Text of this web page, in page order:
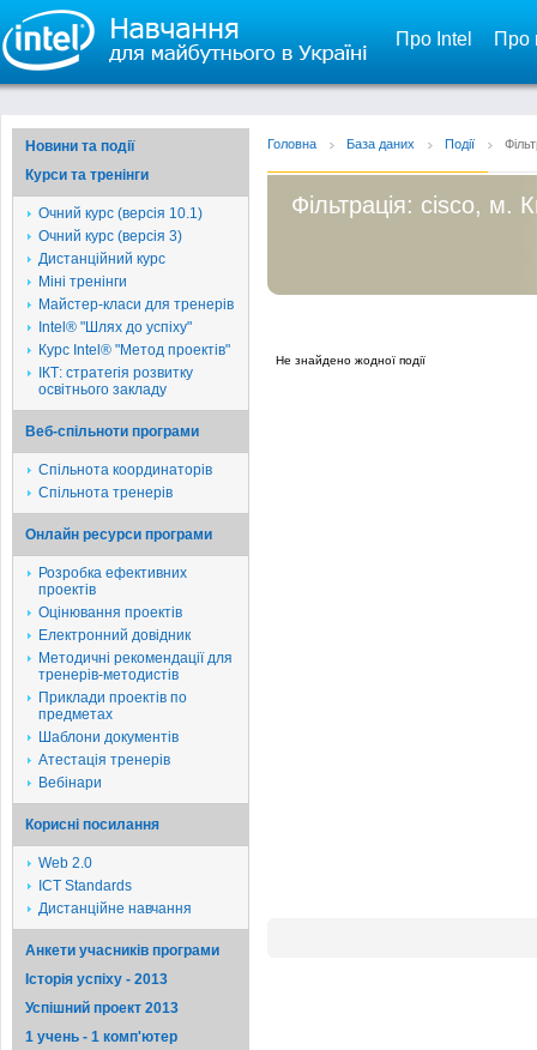
Про Intel Про
Новини та події
Курси та тренінги
Очний курс (версія 10.1)
Очний курс (версія 3)
Дистанційний курс
Міні тренінги
Майстер-класи для тренерів
Intel® "Шлях до успіху"
Курс Intel® "Метод проектів"
ІКТ: стратегія розвитку
освітнього закладу
Веб-спільноти програми
Спільнота координаторів
Спільнота тренерів
Онлайн ресурси програми
Розробка ефективних
проектів
Оцінювання проектів
Електронний довідник
Методичні рекомендації для
тренерів-методистів
Приклади проектів по
предметах
Шаблони документів
Атестація тренерів
Вебінари
Корисні посилання
Web 2.0
ICT Standards
Дистанційне навчання
Анкети учасників програми
Історія успіху - 2013
Успішний проект 2013
1 учень - 1 комп'ютер
Головна База даних Події
Фільтрація: cisco, м.
Не знайдено жодної події